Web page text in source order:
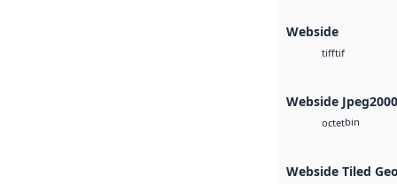
Webside
tifftif
Webside Jpeg2000
octetbin
Webside Tiled